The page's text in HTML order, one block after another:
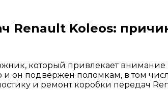
Renault Koleos:
который привлекает
он подвержен поломкам, в том
и ремонт коробки передач